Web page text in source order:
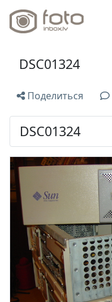
DSC01324
Поделиться
DSC01324